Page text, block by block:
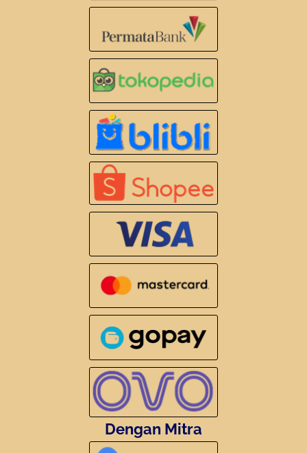
Dengan Mitra